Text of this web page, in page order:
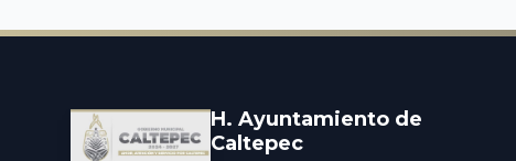
H. Ayuntamiento de
Caltepec